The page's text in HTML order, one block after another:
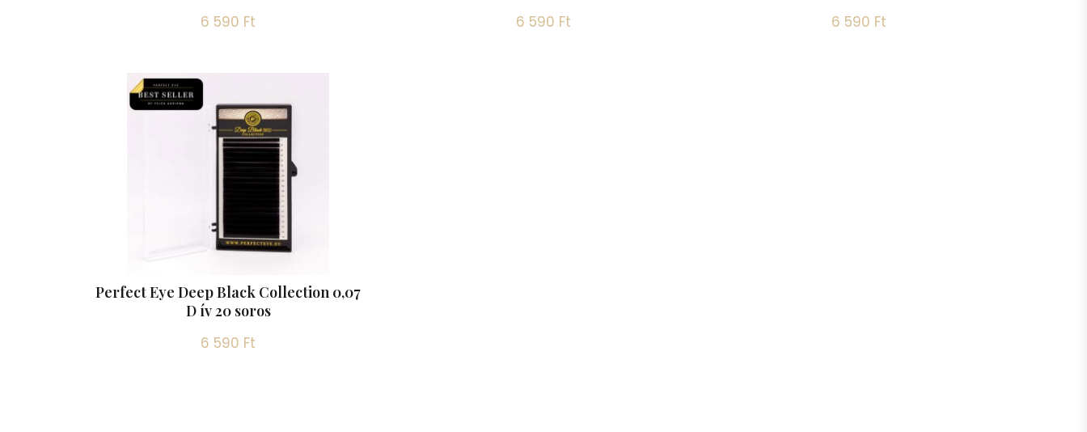
6 590 Ft
6 590 Ft
6 590 Ft
Perfect Eye Deep Black Collection 0,07
D ív 20 soros
6 590 Ft